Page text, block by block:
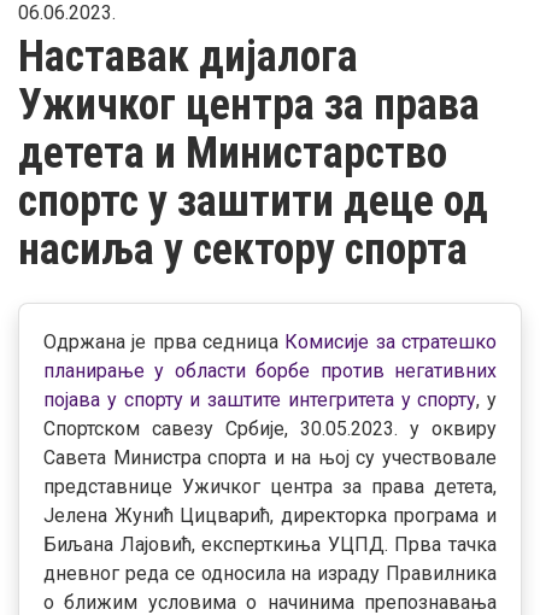
06.06.2023.
Наставак дијалога
Ужичког центра за права
детета и Министарство
спортс у заштити деце од
насиља у сектору спорта
Одржана је прва седница Комисије за стратешко
планирање у области борбе против негативних
појава у спорту и заштите интегритета у спорту, у
Спортском савезу Србије, 30.05.2023. у оквиру
Савета Министра спорта и на њој су учествовале
представнице Ужичког центра за права детета,
Јелена Жунић Цицварић, директорка програма и
Биљана Лајовић, експерткиња УЦПД. Прва тачка
дневног реда се односила на израду Правилника
о ближим условима о начинима препознавања